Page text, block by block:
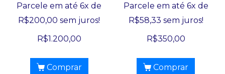
Parcele em até 6x de
R$200,00 sem juros!
R$1.200,00
Comprar
Parcele em até 6x de
R$58,33 sem juros!
R$350,00
Comprar